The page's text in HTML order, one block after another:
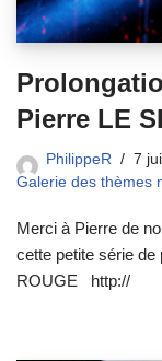
Pierre LE
PhilippeR
7
Galerie des thèmes
Merci à Pierre de
cette petite série de
ROUGE http://